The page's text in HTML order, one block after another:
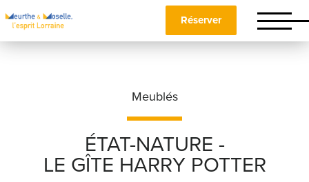
Réserver
Meublés
ÉTAT-NATURE -
LE GÎTE HARRY POTTER
Nom